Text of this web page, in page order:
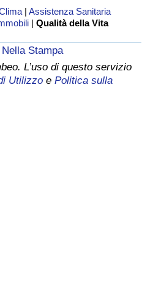
|Assistenza Sanitaria
|Qualità della Vita
Nella Stampa
L’uso di questo servizio
Utilizzo e Politica sulla
(Corrente)